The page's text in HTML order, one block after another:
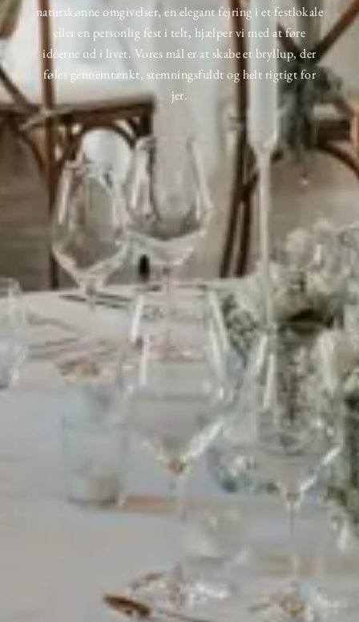
naturskønne omgivelser, en elegant fejring i et festlokale
eller en personlig fest i telt, hjælper vi med at føre
idéerne ud i livet. Vores mål er at skabe et bryllup, der
føles gennemtænkt, stemningsfuldt og helt rigtigt for
jer.